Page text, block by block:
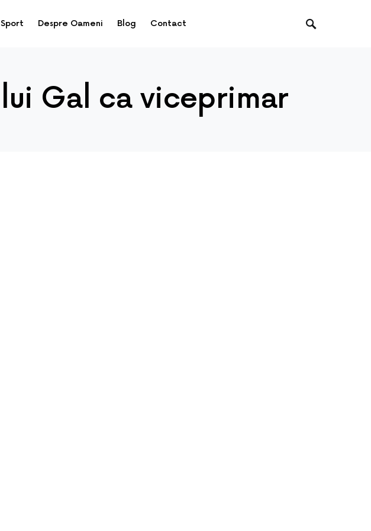
Sport Despre Oameni Blog Contact
Gal ca viceprimar